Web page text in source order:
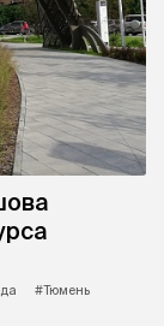
#Тюмень